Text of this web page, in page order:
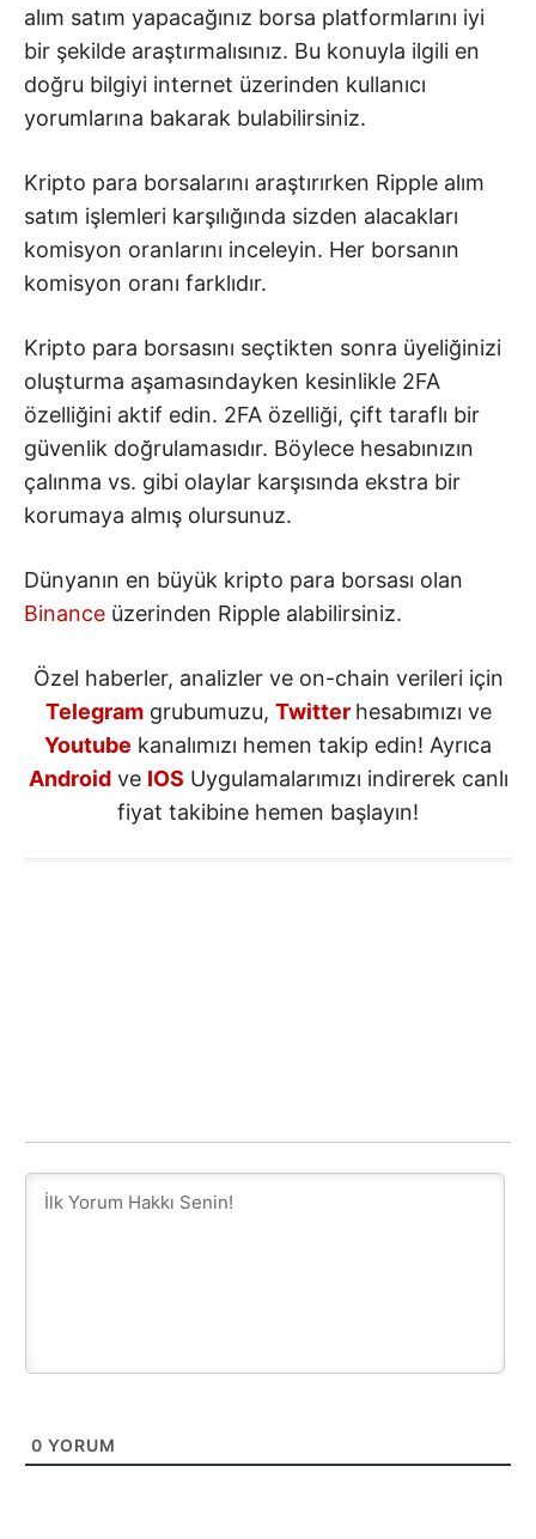
alım satım yapacağınız borsa platformlarını iyi
bir şekilde araştırmalısınız. Bu konuyla ilgili en
doğru bilgiyi internet üzerinden kullanıcı
yorumlarına bakarak bulabilirsiniz.
Kripto para borsalarını araştırırken Ripple alım
satım işlemleri karşılığında sizden alacakları
komisyon oranlarını inceleyin. Her borsanın
komisyon oranı farklıdır.
Kripto para borsasını seçtikten sonra üyeliğinizi
oluşturma aşamasındayken kesinlikle 2FA
özelliğini aktif edin. 2FA özelliği, çift taraflı bir
güvenlik doğrulamasıdır. Böylece hesabınızın
çalınma vs. gibi olaylar karşısında ekstra bir
korumaya almış olursunuz.
Dünyanın en büyük kripto para borsası olan
Binance üzerinden Ripple alabilirsiniz.
Özel haberler, analizler ve on-chain verileri için
Telegramgrubumuzu, Twitter hesabımızı ve
Youtube kanalımızı hemen takip edin! Ayrıca
Androidve IOS Uygulamalarımızı indirerek canlı
fiyat takibine hemen başlayın!
0 YORUM